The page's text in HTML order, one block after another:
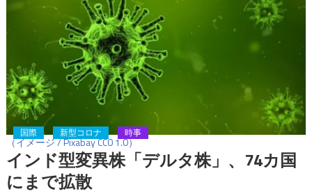
（イメージ / Pixabay CC0 1.0）
国際 新型コロナ 時事
インド型変異株「デルタ株」、74カ国
にまで拡散